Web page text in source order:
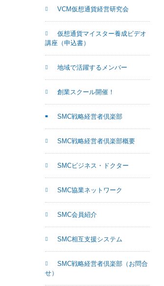
VCM仮想通貨経営研究会
仮想通貨マイスター養成ビデオ
講座（申込書）
地域で活躍するメンバー
創業スクール開催！
SMC戦略経営者倶楽部
SMC戦略経営者倶楽部概要
SMCビジネス・ドクター
SMC協業ネットワーク
SMC会員紹介
SMC相互支援システム
SMC戦略経営者倶楽部（お問合
せ）